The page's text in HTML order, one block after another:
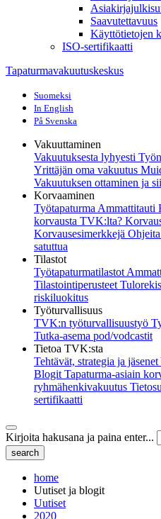
Saavutettavuus
Käyttötietojen
ISO-sertifikaatti
Tapaturmavakuutuskeskus
Suomeksi
In English
På Svenska
Vakuuttaminen
Vakuutuksesta lyhyesti
Yrittäjän oma vakuutus
Vakuutuksen ottaminen ja
Korvaaminen
Työtapaturma Ammattitauti
korvausta TVK:lta?
Korvausesimerkkejä
satuttua
Tilastot
Työtapaturmatilastot
Tilastointiperusteet
riskiluokitus
Työturvallisuus
TVK:n työturvallisuustyö
Tutka-asema pod/vodcastit
Tietoa TVK:sta
Tehtävät, strategia ja jäsenet
Blogit Tapaturma-asiain
ryhmähenkivakuutus
sertifikaatti
Kirjoita hakusana ja paina enter...
home
Uutiset ja blogit
Uutiset
2020